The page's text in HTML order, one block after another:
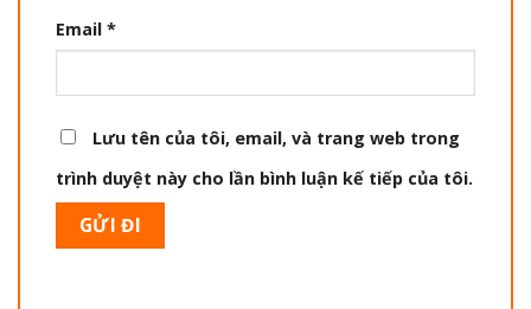
Email *
Lưu tên của tôi, email, và trang web trong
trình duyệt này cho lần bình luận kế tiếp của tôi.